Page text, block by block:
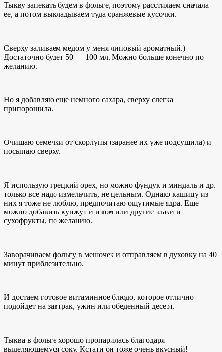
Тыкву запекать будем в фольге, поэтому расстилаем сначала
ее, а потом выкладываем туда оранжевые кусочки.
Сверху заливаем медом у меня липовый ароматный.)
Достаточно будет 50 — 100 мл. Можно больше конечно по
желанию.
Но я добавляю еще немного сахара, сверху слегка
припорошила.
Очищаю семечки от скорлупы (заранее их уже подсушила) и
посыпаю сверху.
Я использую грецкий орех, но можно фундук и миндаль и др.
только все надо измельчить, не цельным. Однако кашицу из
них я тоже не люблю, предпочитаю ощутимые ядра. Еще
можно добавить кунжут и изюм или другие злаки и
сухофрукты, по желанию.
Заворачиваем фольгу в мешочек и отправляем в духовку на 40
минут приблезительно.
И достаем готовое витаминное блюдо, которое отлично
подойдет на завтрак, ужин или обеденный десерт.
Тыква в фольге хорошо пропарилась благодаря
выделяющемуся соку. Кстати он тоже очень вкусный!